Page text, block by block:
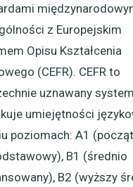
z Europejskim
Opisu Kształcenia
(CEFR). CEFR to
uznawany
umiejętności
poziomach: A1
B1 (średnio
B2 (wyższy